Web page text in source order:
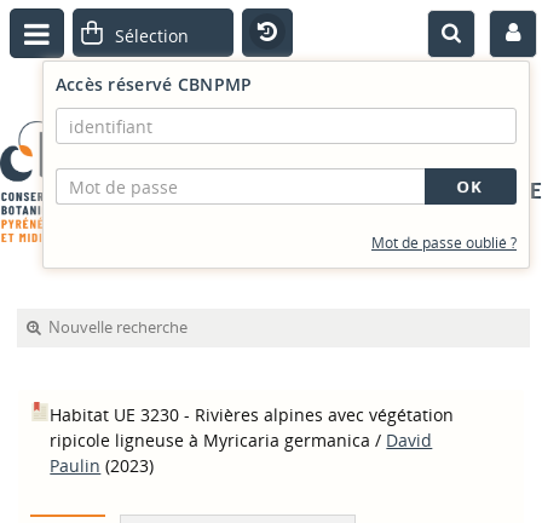
PORTAIL DOCUMENTAIRE
Accès réservé CBNPMP
Mot de passe oublié ?
Nouvelle recherche
Habitat UE 3230 - Rivières alpines avec végétation
ripicole ligneuse à Myricaria germanica / David
Paulin (2023)